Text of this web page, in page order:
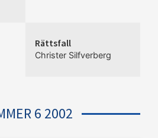
Rättsfall
Christer Silfverberg
6 2002